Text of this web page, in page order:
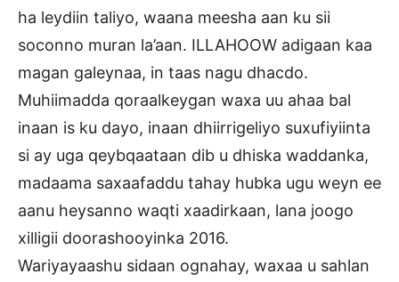
ha leydiin taliyo, waana meesha aan ku sii
soconno muran la’aan. ILLAHOOW adigaan kaa
magan galeynaa, in taas nagu dhacdo.
Muhiimadda qoraalkeygan waxa uu ahaa bal
inaan is ku dayo, inaan dhiirrigeliyo suxufiyiinta
si ay uga qeybqaataan dib u dhiska waddanka,
madaama saxaafaddu tahay hubka ugu weyn ee
aanu heysanno waqti xaadirkaan, lana joogo
xilligii doorashooyinka 2016.
Wariyayaashu sidaan ognahay, waxaa u sahlan